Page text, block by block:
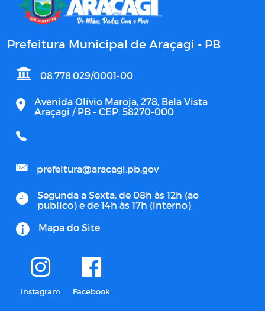
Prefeitura Municipal de Araçagi - PB
08.778.029/0001-00
Avenida Olívio Maroja, 278, Bela Vista
Araçagi / PB - CEP: 58270-000
prefeitura@aracagi.pb.gov
Segunda a Sexta, de 08h às 12h (ao
publico) e de 14h às 17h (interno)
Mapa do Site
Instagram Facebook